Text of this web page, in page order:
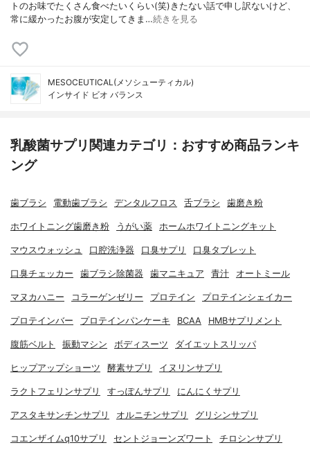
トのお味でたくさん食べたいくらい(笑)きたない話で申し訳ないけど、
常に緩かったお腹が安定してきま…続きを見る
MESOCEUTICAL(メソシューティカル)
インサイド ビオ バランス
乳酸菌サプリ関連カテゴリ：おすすめ商品ランキ
ング
歯ブラシ 電動歯ブラシ デンタルフロス 舌ブラシ 歯磨き粉
ホワイトニング歯磨き粉 うがい薬 ホームホワイトニングキット
マウスウォッシュ 口腔洗浄器 口臭サプリ 口臭タブレット
口臭チェッカー 歯ブラシ除菌器 歯マニキュア 青汁 オートミール
マヌカハニー コラーゲンゼリー プロテイン プロテインシェイカー
プロテインバー プロテインパンケーキ BCAA HMBサプリメント
腹筋ベルト 振動マシン ボディスーツ ダイエットスリッパ
ヒップアップショーツ 酵素サプリ イヌリンサプリ
ラクトフェリンサプリ すっぽんサプリ にんにくサプリ
アスタキサンチンサプリ オルニチンサプリ グリシンサプリ
コエンザイムq10サプリ セントジョーンズワート チロシンサプリ